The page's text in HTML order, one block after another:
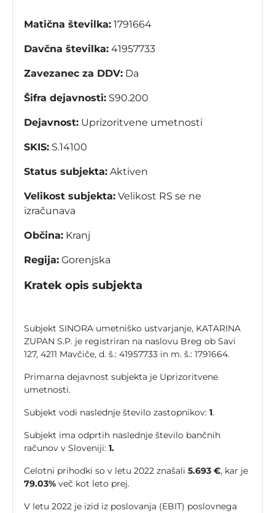
Matična številka: 1791664
Davčna številka: 41957733
Zavezanec za DDV: Da
Šifra dejavnosti: S90.200
Dejavnost: Uprizoritvene umetnosti
SKIS: S.14100
Status subjekta: Aktiven
Velikost subjekta: Velikost RS se ne
izračunava
Občina: Kranj
Regija: Gorenjska
Kratek opis subjekta
Subjekt SINORA umetniško ustvarjanje, KATARINA
ZUPAN S.P. je registriran na naslovu Breg ob Savi
127, 4211 Mavčiče, d. š.: 41957733 in m. š.: 1791664.
Primarna dejavnost subjekta je Uprizoritvene
umetnosti.
Subjekt vodi naslednje število zastopnikov: 1.
Subjekt ima odprtih naslednje število bančnih
računov v Sloveniji: 1.
Celotni prihodki so v letu 2022 znašali 5.693 €, kar je
79.03% več kot leto prej.
V letu 2022 je izid iz poslovanja (EBIT) poslovnega